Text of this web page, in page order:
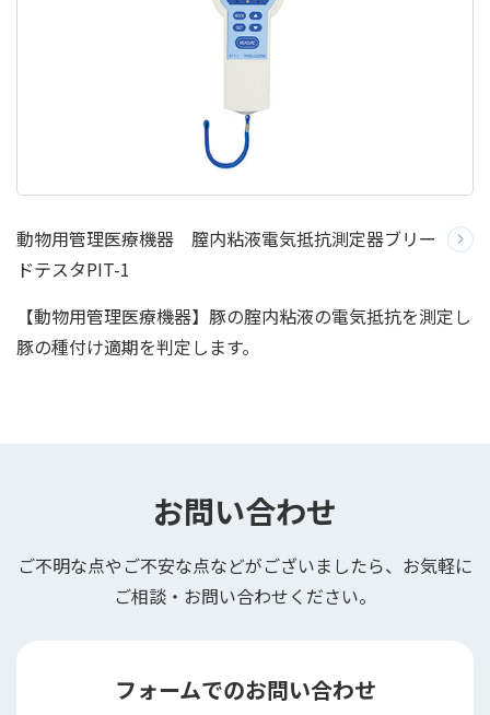
動物用管理医療機器 膣内粘液電気抵抗測定器ブリー
ドテスタPIT-1
【動物用管理医療機器】豚の腟内粘液の電気抵抗を測定し
豚の種付け適期を判定します。
お問い合わせ
ご不明な点やご不安な点などがございましたら、お気軽に
ご相談・お問い合わせください。
フォームでのお問い合わせ